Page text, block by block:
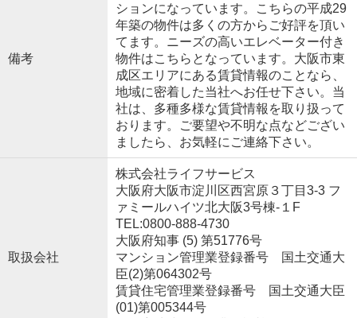
備考
ションになっています。こちらの平成29
年築の物件は多くの方からご好評を頂い
てます。ニーズの高いエレベーター付き
物件はこちらとなっています。大阪市東
成区エリアにある賃貸情報のことなら、
地域に密着した当社へお任せ下さい。当
社は、多種多様な賃貸情報を取り扱って
おります。ご要望や不明な点などござい
ましたら、お気軽にご連絡下さい。
取扱会社
株式会社ライフサービス
大阪府大阪市淀川区西宮原３丁目3-3 フ
ァミールハイツ北大阪3号棟-１F
TEL:0800-888-4730
大阪府知事 (5) 第51776号
マンション管理業登録番号 国土交通大
臣(2)第064302号
賃貸住宅管理業登録番号 国土交通大臣
(01)第005344号